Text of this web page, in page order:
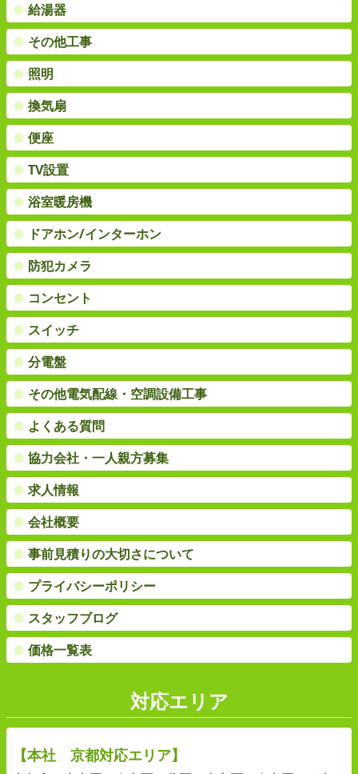
● 給湯器
● その他工事
● 照明
● 換気扇
● 便座
● TV設置
● 浴室暖房機
● ドアホン/インターホン
● 防犯カメラ
● コンセント
● スイッチ
● 分電盤
● その他電気配線・空調設備工事
● よくある質問
● 協力会社・一人親方募集
● 求人情報
● 会社概要
● 事前見積りの大切さについて
● プライバシーポリシー
● スタッフブログ
● 価格一覧表
対応エリア
【本社 京都対応エリア】